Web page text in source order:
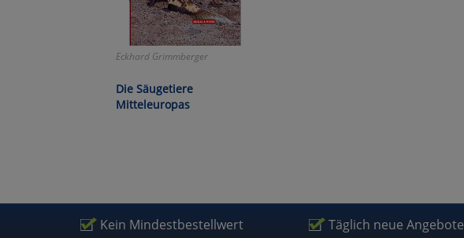
Eckhard Grimmberger
Die Säugetiere
Mitteleuropas
Kein Mindestbestellwert Täglich neue Angebote